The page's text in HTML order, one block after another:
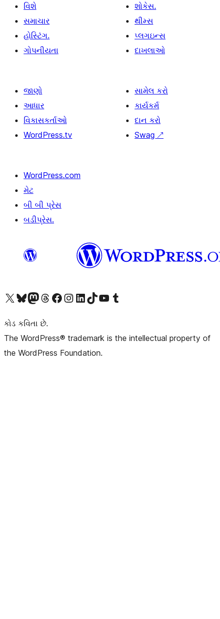
વિશે
સમાચાર
હોસ્ટિંગ.
ગોપનીયતા
શોકેસ.
થીમ્સ
પ્લગઇન્સ
દાખલાઓ
જાણો
આધાર
વિકાસકર્તાઓ
WordPress.tv
સામેલ કરો
કાર્યકર્મ
દાન કરો
Swag ↗
WordPress.com
મેટ
બી બી પ્રેસ
બડીપ્રેસ.
અમારા X (અગાઉ ટ્વિટર) એકાઉન્ટની મુલાકાત લોઅમારા Bluesky એકાઉન્ટની મુલાકાત લોઅમારા માસ્ટોડોન એકાઉન્ટની મુલાકાત લોઅમારા Threads એકાઉન્ટની મુલાકાત લો અમારા ફેસબુક પેજની મુલાકાત લોઅમારા ઇન્સ્ટાગ્રામ એકાઉન્ટની મુલાકાત લો અમારા LinkedIn એકાઉન્ટની મુલાકાત લોઅમારા TikTok એકાઉન્ટની મુલાકાત લોઅમારી YouTube ચેનલની મુલાકાત લો અમારા Tumblr એકાઉન્ટની મુલાકાત લો
કોડ કવિતા છે.
The WordPress® trademark is the intellectual property of
the WordPress Foundation.